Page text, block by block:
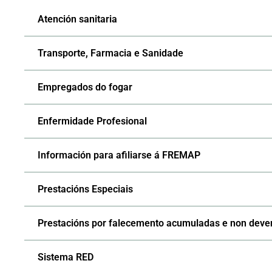
Atención sanitaria
Transporte, Farmacia e Sanidade
Empregados do fogar
Enfermidade Profesional
Información para afiliarse á FREMAP
Prestacións Especiais
Prestacións por falecemento acumuladas e non
Sistema RED